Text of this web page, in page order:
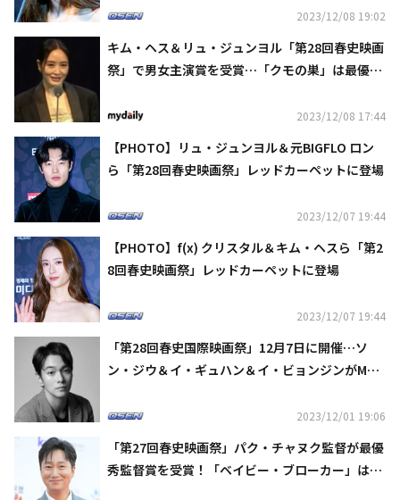
2023/12/08 19:02
キム・ヘス＆リュ・ジュンヨル「第28回春史映画
祭」で男女主演賞を受賞…「クモの巣」は最優秀
2023/12/08 17:44
【PHOTO】リュ・ジュンヨル＆元BIGFLO ロン
ら「第28回春史映画祭」レッドカーペットに登場
2023/12/07 19:44
【PHOTO】f(x) クリスタル＆キム・ヘスら「第2
8回春史映画祭」レッドカーペットに登場
2023/12/07 19:44
「第28回春史国際映画祭」12月7日に開催…ソ
ン・ジウ＆イ・ギュハン＆イ・ビョンジンがMC
2023/12/01 19:06
「第27回春史映画祭」パク・チャヌク監督が最優
秀監督賞を受賞！「ベイビー・ブローカー」は2